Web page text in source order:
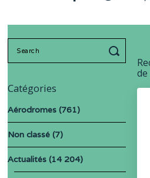
Catégories
Aérodromes (761)
Non classé (7)
Actualités (14 204)